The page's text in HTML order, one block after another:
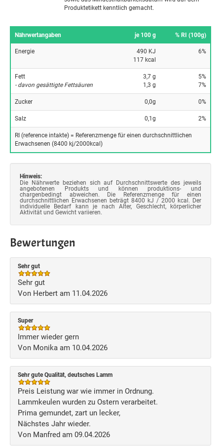
Produktetikett kenntlich gemacht.
Nährwertangaben je 100 g % RI (100g)
Energie
490 KJ
117 kcal
6%
Fett
- davon gesättigte Fettsäuren
3,7 g
1,3 g
5%
7%
Zucker 0,0g 0%
Salz 0,1g 2%
RI (reference intakte) = Referenzmenge für einen durchschnittlichen
Erwachsenen (8400 kj/2000kcal)
Hinweis:
Die Nährwerte beziehen sich auf Durchschnittswerte des jeweils
angebotenen Produkts und können produktions- und
chargenbedingt abweichen. Die Referenzmenge für einen
durchschnittlichen Erwachsenen beträgt 8400 kJ / 2000 kcal. Der
individuelle Bedarf kann je nach Alter, Geschlecht, körperlicher
Aktivität und Gewicht variieren.
Bewertungen
Sehr gut
Sehr gut
Von Herbert am 11.04.2026
Super
Immer wieder gern
Von Monika am 10.04.2026
Sehr gute Qualität, deutsches Lamm
Preis Leistung war wie immer in Ordnung.
Lammkeulen wurden zu Ostern verarbeitet.
Prima gemundet, zart un lecker,
Nächstes Jahr wieder.
Von Manfred am 09.04.2026